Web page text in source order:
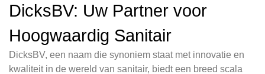
DicksBV: Uw Partner voor
Hoogwaardig Sanitair
DicksBV, een naam die synoniem staat met innovatie en
kwaliteit in de wereld van sanitair, biedt een breed scala